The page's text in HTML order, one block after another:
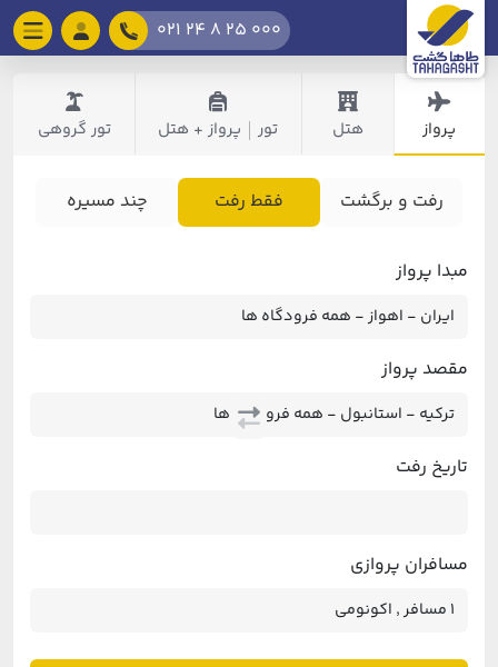
021 24 8 25 000
پرواز هتل تور پرواز + هتل تور گروهی
رفت و برگشت فقط رفت چند مسیره
مبدا پرواز
مقصد پرواز
تاریخ رفت
مسافران پروازی